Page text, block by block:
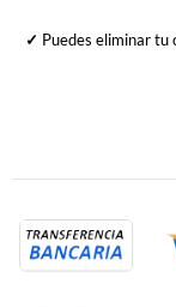
✓ Puedes eliminar tu